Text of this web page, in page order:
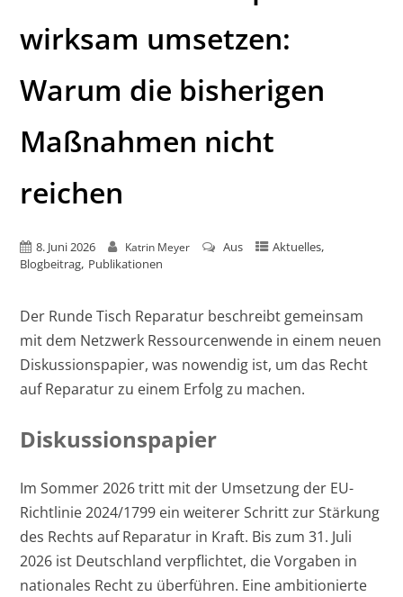
wirksam umsetzen:
Warum die bisherigen
Maßnahmen nicht
reichen
8. Juni 2026 Katrin Meyer Aus Aktuelles,
Blogbeitrag, Publikationen
Der Runde Tisch Reparatur beschreibt gemeinsam
mit dem Netzwerk Ressourcenwende in einem neuen
Diskussionspapier, was nowendig ist, um das Recht
auf Reparatur zu einem Erfolg zu machen.
Diskussionspapier
Im Sommer 2026 tritt mit der Umsetzung der EU-
Richtlinie 2024/1799 ein weiterer Schritt zur Stärkung
des Rechts auf Reparatur in Kraft. Bis zum 31. Juli
2026 ist Deutschland verpflichtet, die Vorgaben in
nationales Recht zu überführen. Eine ambitionierte